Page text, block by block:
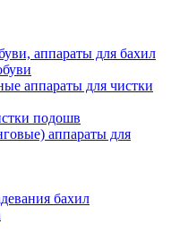
аппараты для бахил
аппараты для чистки
подошв
аппараты для
бахил